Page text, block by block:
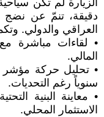
الزيارة لم تكن
دقيقة، تنمّ عن
العراقي والدولي.
• لقاءات مباشرة
المالي.
سنوياً رغم التحديات.
• معاينة البنية
الاستثمار المحلي.